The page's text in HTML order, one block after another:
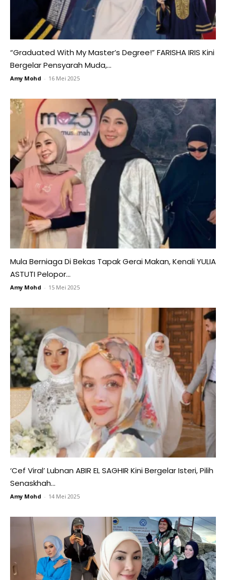
“Graduated With My Master’s Degree!” FARISHA IRIS Kini
Bergelar Pensyarah Muda,...
Amy Mohd - 16 Mei 2025
Mula Berniaga Di Bekas Tapak Gerai Makan, Kenali YULIA
ASTUTI Pelopor...
Amy Mohd - 15 Mei 2025
‘Cef Viral’ Lubnan ABIR EL SAGHIR Kini Bergelar Isteri, Pilih
Senaskhah...
Amy Mohd - 14 Mei 2025